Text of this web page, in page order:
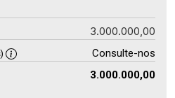
3.000.000,00
Consulte-nos
3.000.000,00